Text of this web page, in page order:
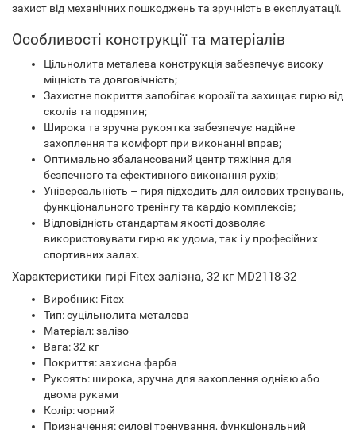
захист від механічних пошкоджень та зручність в експлуатації.
Особливості конструкції та матеріалів
Цільнолита металева конструкція забезпечує високу
міцність та довговічність;
Захистне покриття запобігає корозії та захищає гирю від
сколів та подряпин;
Широка та зручна рукоятка забезпечує надійне
захоплення та комфорт при виконанні вправ;
Оптимально збалансований центр тяжіння для
безпечного та ефективного виконання рухів;
Універсальність – гиря підходить для силових тренувань,
функціонального тренінгу та кардіо-комплексів;
Відповідність стандартам якості дозволяє
використовувати гирю як удома, так і у професійних
спортивних залах.
Характеристики гирі Fitex залізна, 32 кг MD2118-32
Виробник: Fitex
Тип: суцільнолита металева
Матеріал: залізо
Вага: 32 кг
Покриття: захисна фарба
Рукоять: широка, зручна для захоплення однією або
двома руками
Колір: чорний
Призначення: силові тренування, функціональний